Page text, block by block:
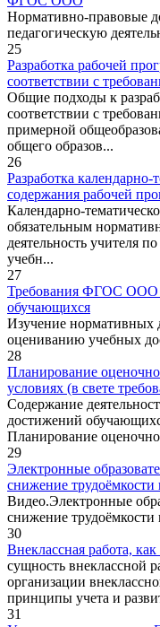
Нормативно-правовые
педагогическую
25
Разработка рабочей
соответствии с
Общие подходы к
соответствии с
примерной
общего образов...
26
Разработка
содержания рабочей
Календарно-
обязательным
деятельность учителя
учебн...
27
Требования ФГОС ООО
обучающихся
Изучение нормативных
оцениванию учебных
28
Планирование
условиях (в свете
Содержание
достижений
Планирование
29
Электронные
снижение
Видео.Электронные
снижение
30
Внеклассная работа,
сущность внеклассной
организации
принципы учета и
31